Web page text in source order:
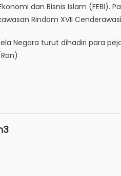
dan Bisnis Islam
Rindam XVII
Negara turut dihadiri para